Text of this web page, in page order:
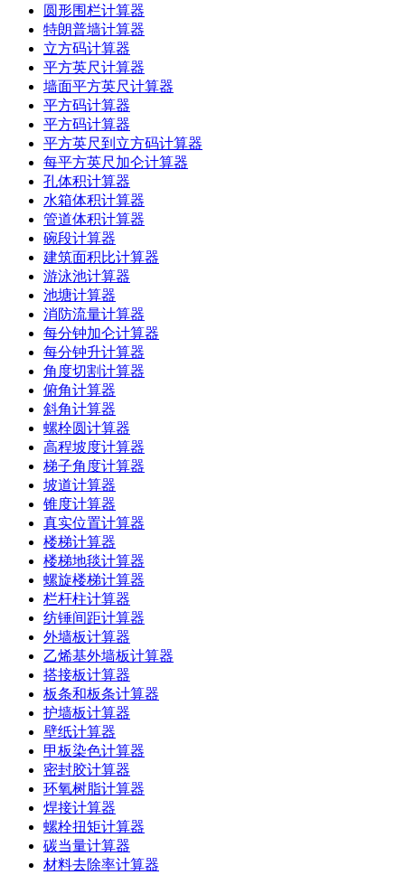
圆形围栏计算器
特朗普墙计算器
立方码计算器
平方英尺计算器
墙面平方英尺计算器
平方码计算器
平方码计算器
平方英尺到立方码计算器
每平方英尺加仑计算器
孔体积计算器
水箱体积计算器
管道体积计算器
碗段计算器
建筑面积比计算器
游泳池计算器
池塘计算器
消防流量计算器
每分钟加仑计算器
每分钟升计算器
角度切割计算器
俯角计算器
斜角计算器
螺栓圆计算器
高程坡度计算器
梯子角度计算器
坡道计算器
锥度计算器
真实位置计算器
楼梯计算器
楼梯地毯计算器
螺旋楼梯计算器
栏杆柱计算器
纺锤间距计算器
外墙板计算器
乙烯基外墙板计算器
搭接板计算器
板条和板条计算器
护墙板计算器
壁纸计算器
甲板染色计算器
密封胶计算器
环氧树脂计算器
焊接计算器
螺栓扭矩计算器
碳当量计算器
材料去除率计算器